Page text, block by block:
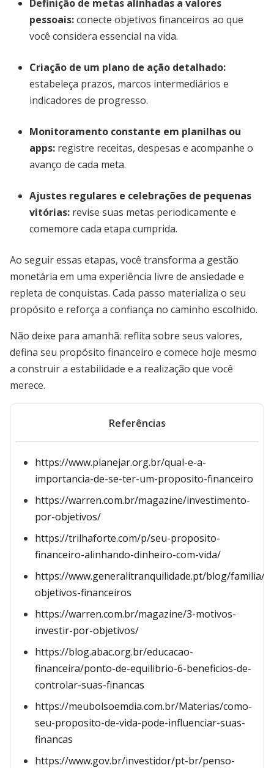
Definição de metas alinhadas a valores
pessoais:conecte objetivos financeiros ao que
você considera essencial na vida.
Criação de um plano de ação detalhado:
estabeleça prazos, marcos intermediários e
indicadores de progresso.
Monitoramento constante em planilhas ou
apps: registre receitas, despesas e acompanhe o
avanço de cada meta.
Ajustes regulares e celebrações de pequenas
vitórias: revise suas metas periodicamente e
comemore cada etapa cumprida.
Ao seguir essas etapas, você transforma a gestão
monetária em uma experiência livre de ansiedade e
repleta de conquistas. Cada passo materializa o seu
propósito e reforça a confiança no caminho escolhido.
Não deixe para amanhã: reflita sobre seus valores,
defina seu propósito financeiro e comece hoje mesmo
a construir a estabilidade e a realização que você
merece.
Referências
https://www.planejar.org.br/qual-e-a-
importancia-de-se-ter-um-proposito-financeiro
https://warren.com.br/magazine/investimento-
por-objetivos/
https://trilhaforte.com/p/seu-proposito-
financeiro-alinhando-dinheiro-com-vida/
https://www.generalitranquilidade.pt/blog/familia/
objetivos-financeiros
https://warren.com.br/magazine/3-motivos-
investir-por-objetivos/
https://blog.abac.org.br/educacao-
financeira/ponto-de-equilibrio-6-beneficios-de-
controlar-suas-financas
https://meubolsoemdia.com.br/Materias/como-
seu-proposito-de-vida-pode-influenciar-suas-
financas
https://www.gov.br/investidor/pt-br/penso-